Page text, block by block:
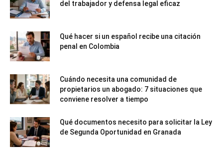
del trabajador y defensa legal eficaz
Qué hacer si un español recibe una citación
penal en Colombia
Cuándo necesita una comunidad de
propietarios un abogado: 7 situaciones que
conviene resolver a tiempo
Qué documentos necesito para solicitar la Ley
de Segunda Oportunidad en Granada